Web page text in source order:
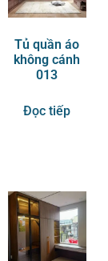
Tủ quần áo
không cánh
013
Đọc tiếp